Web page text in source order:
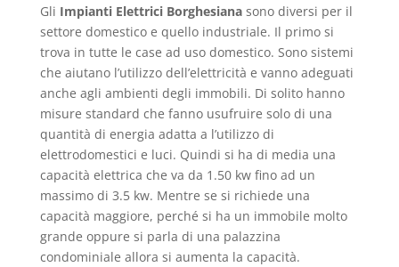
Gli Impianti Elettrici Borghesianasono diversi per il
settore domestico e quello industriale. Il primo si
trova in tutte le case ad uso domestico. Sono sistemi
che aiutano l’utilizzo dell’elettricità e vanno adeguati
anche agli ambienti degli immobili. Di solito hanno
misure standard che fanno usufruire solo di una
quantità di energia adatta a l’utilizzo di
elettrodomestici e luci. Quindi si ha di media una
capacità elettrica che va da 1.50 kw fino ad un
massimo di 3.5 kw. Mentre se si richiede una
capacità maggiore, perché si ha un immobile molto
grande oppure si parla di una palazzina
condominiale allora si aumenta la capacità.